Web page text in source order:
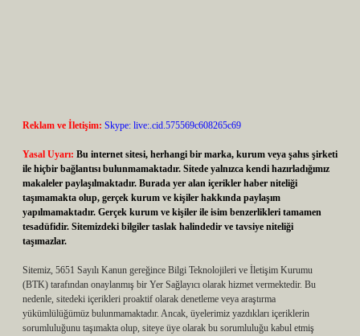
Reklam ve İletişim: Skype: live:.cid.575569c608265c69
Yasal Uyarı: Bu internet sitesi, herhangi bir marka, kurum veya şahıs şirketi
ile hiçbir bağlantısı bulunmamaktadır. Sitede yalnızca kendi hazırladığımız
makaleler paylaşılmaktadır. Burada yer alan içerikler haber niteliği
taşımamakta olup, gerçek kurum ve kişiler hakkında paylaşım
yapılmamaktadır. Gerçek kurum ve kişiler ile isim benzerlikleri tamamen
tesadüfidir. Sitemizdeki bilgiler taslak halindedir ve tavsiye niteliği
taşımazlar.
Sitemiz, 5651 Sayılı Kanun gereğince Bilgi Teknolojileri ve İletişim Kurumu
(BTK) tarafından onaylanmış bir Yer Sağlayıcı olarak hizmet vermektedir. Bu
nedenle, sitedeki içerikleri proaktif olarak denetleme veya araştırma
yükümlülüğümüz bulunmamaktadır. Ancak, üyelerimiz yazdıkları içeriklerin
sorumluluğunu taşımakta olup, siteye üye olarak bu sorumluluğu kabul etmiş